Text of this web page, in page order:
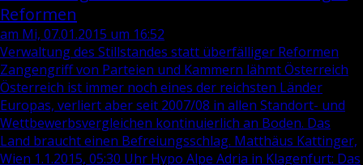
Reformen
am Mi, 07.01.2015 um 16:52
Verwaltung des Stillstandes statt überfälliger Reformen
Zangengriff von Parteien und Kammern lähmt Österreich
Österreich ist immer noch eines der reichsten Länder
Europas, verliert aber seit 2007/08 in allen Standort- und
Wettbewerbsvergleichen kontinuierlich an Boden. Das
Land braucht einen Befreiungsschlag. Matthäus Kattinger,
Wien 1.1.2015, 05:30 Uhr Hypo Alpe Adria in Klagenfurt: Das